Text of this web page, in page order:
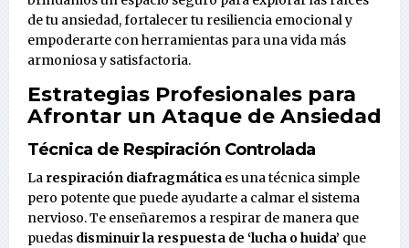
de tu ansiedad, fortalecer tu resiliencia emocional y
empoderarte con herramientas para una vida más
armoniosa y satisfactoria.
Estrategias Profesionales para
Afrontar un Ataque de Ansiedad
Técnica de Respiración Controlada
La respiración diafragmática es una técnica simple
pero potente que puede ayudarte a calmar el sistema
nervioso. Te enseñaremos a respirar de manera que
puedas disminuir la respuesta de ‘lucha o huida’ que